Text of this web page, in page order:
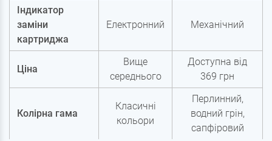
Індикатор
заміни
картриджа
Електронний Механічний
Ціна
Вище
середнього
Доступна від
369 грн
Колірна гама
Класичні
кольори
Перлинний,
водний грін,
сапфіровий